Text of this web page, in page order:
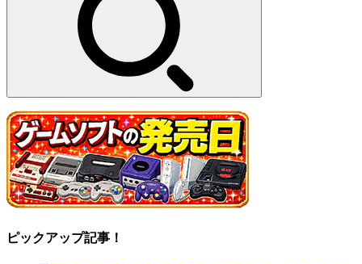
ピックアップ記事！